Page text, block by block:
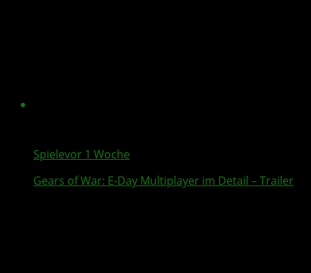
Spielevor 1 Woche
Gears of War: E-Day Multiplayer im Detail – Trailer